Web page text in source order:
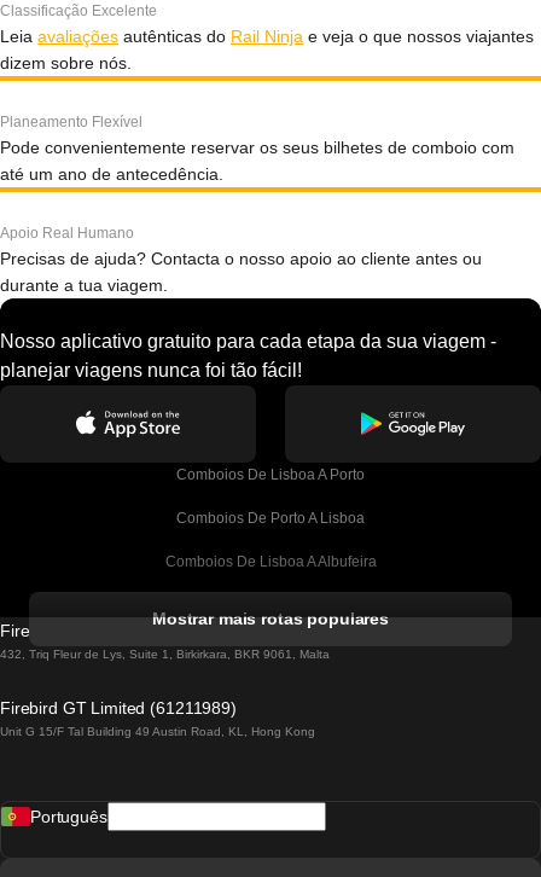
Classificação Excelente
Leia avaliações autênticas do Rail Ninja e veja o que nossos viajantes
dizem sobre nós.
Planeamento Flexível
Pode convenientemente reservar os seus bilhetes de comboio com
até um ano de antecedência.
Apoio Real Humano
Precisas de ajuda? Contacta o nosso apoio ao cliente antes ou
durante a tua viagem.
Nosso aplicativo gratuito para cada etapa da sua viagem -
planejar viagens nunca foi tão fácil!
Comboios De Lisboa A Porto
Comboios De Porto A Lisboa
Comboios De Lisboa A Albufeira
Comboios De Lisboa A Lagos
Comboios De Lisboa A Madrid
Mostrar mais rotas populares
Firebird GT Limited (OC 1451)
432, Triq Fleur de Lys, Suite 1, Birkirkara, BKR 9061, Malta
Firebird GT Limited (61211989)
Unit G 15/F Tal Building 49 Austin Road, KL, Hong Kong
Português